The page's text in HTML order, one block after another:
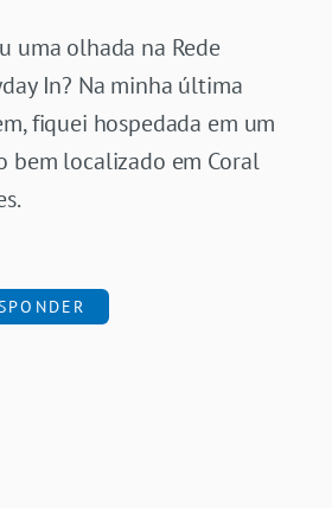
uma olhada na Rede
In? Na minha última
fiquei hospedada em um
bem localizado em Coral